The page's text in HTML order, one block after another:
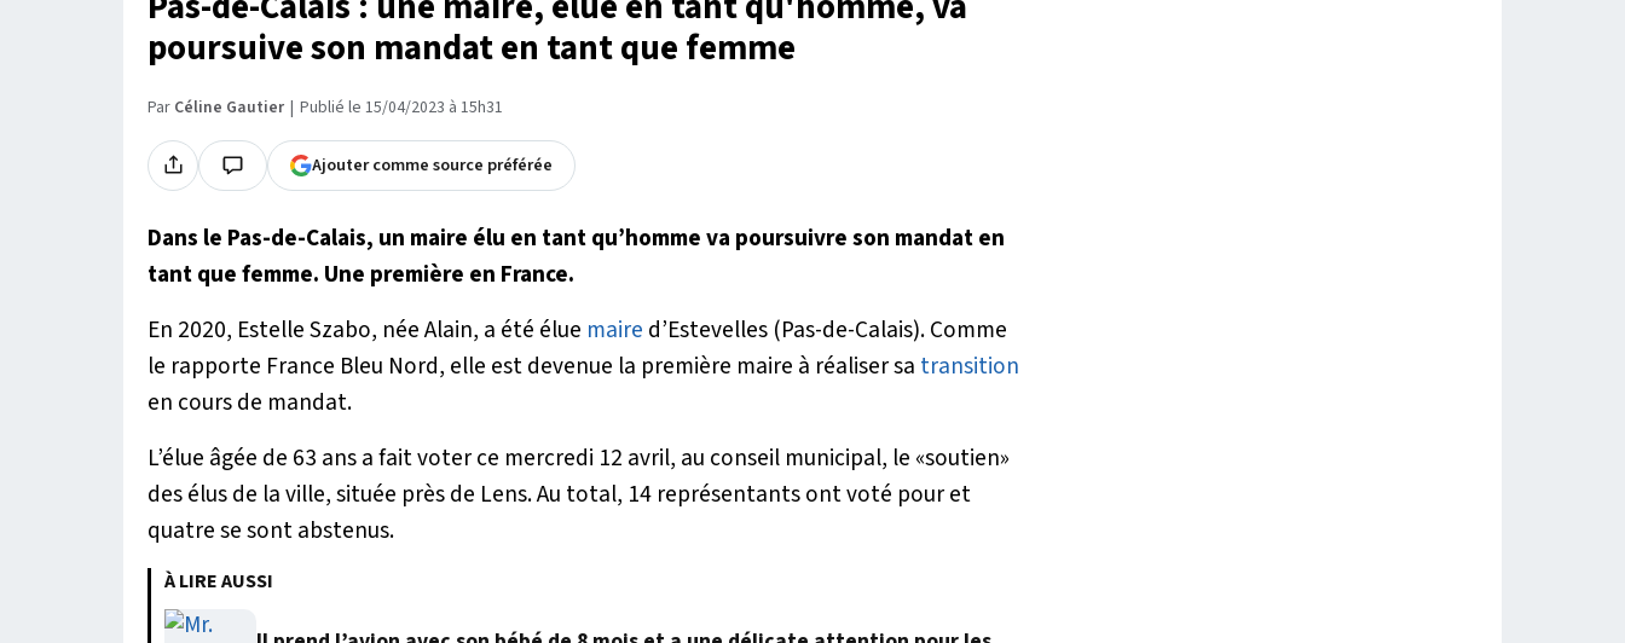
poursuive son mandat en tant que femme
Par Céline Gautier Publié le 15/04/2023 à 15h31
Ajouter comme source préférée
Dans le Pas-de-Calais, un maire élu en tant qu’homme va poursuivre son mandat en
tant que femme. Une première en France.
En 2020, Estelle Szabo, née Alain, a été élue maire d’Estevelles (Pas-de-Calais). Comme
le rapporte France Bleu Nord, elle est devenue la première maire à réaliser sa transition
en cours de mandat.
L’élue âgée de 63 ans a fait voter ce mercredi 12 avril, au conseil municipal, le «soutien»
des élus de la ville, située près de Lens. Au total, 14 représentants ont voté pour et
quatre se sont abstenus.
À LIRE AUSSI